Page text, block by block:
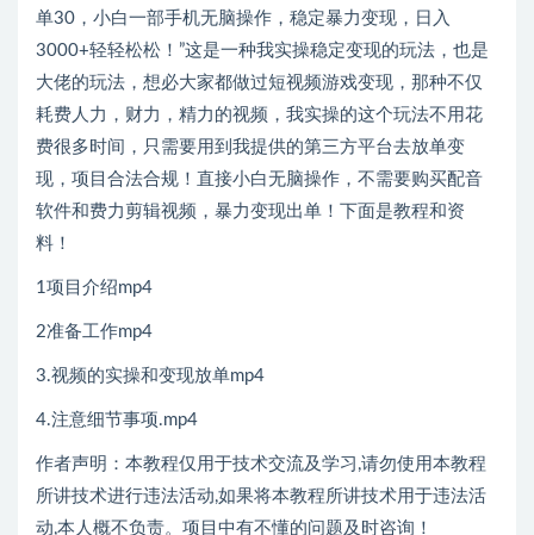
单30，小白一部手机无脑操作，稳定暴力变现，日入
3000+轻轻松松！”这是一种我实操稳定变现的玩法，也是
大佬的玩法，想必大家都做过短视频游戏变现，那种不仅
耗费人力，财力，精力的视频，我实操的这个玩法不用花
费很多时间，只需要用到我提供的第三方平台去放单变
现，项目合法合规！直接小白无脑操作，不需要购买配音
软件和费力剪辑视频，暴力变现出单！下面是教程和资
料！
1项目介绍mp4
2准备工作mp4
3.视频的实操和变现放单mp4
4.注意细节事项.mp4
作者声明：本教程仅用于技术交流及学习,请勿使用本教程
所讲技术进行违法活动,如果将本教程所讲技术用于违法活
动,本人概不负责。项目中有不懂的问题及时咨询！